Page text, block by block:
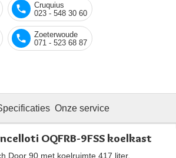
Cruquius
023 - 548 30 60
Zoeterwoude
071 - 523 68 87
Onze service
OQFRB-9FSS koelkast
Door 90 met koelruimte 417 liter,